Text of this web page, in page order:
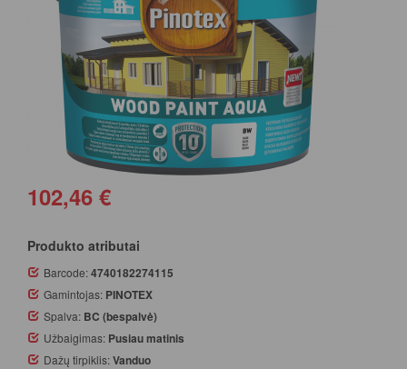
102,46 €
Produkto atributai
Barcode:4740182274115
Gamintojas: PINOTEX
Spalva: BC (bespalvė)
Užbaigimas: Pusiau matinis
Dažų tirpiklis:Vanduo